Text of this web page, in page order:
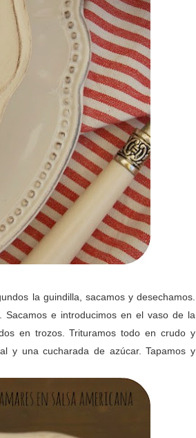
la guindilla, sacamos y desechamos.
e introducimos en el vaso de la
en trozos. Trituramos todo en crudo y
y una cucharada de azúcar. Tapamos y